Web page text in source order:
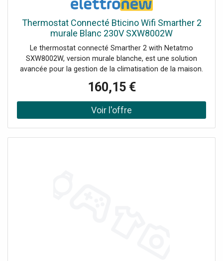
Thermostat Connecté Bticino Wifi Smarther 2
murale Blanc 230V SXW8002W
Le thermostat connecté Smarther 2 with Netatmo
SXW8002W, version murale blanche, est une solution
avancée pour la gestion de la climatisation de la maison.
Grâce à sa connexion Wi-Fi et à sa compatibilité avec
l'application Home + Control App, il offre un contrôle
précis, intuitif et personnalisable de la température :
Connexion Wi-Fi: contrôle à distance via Home + Control
160,15 €